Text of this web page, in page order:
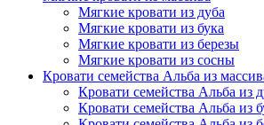
Мягкие кровати из дуба
Мягкие кровати из бука
Мягкие кровати из березы
Мягкие кровати из сосны
Кровати семейства Альба из
Кровати семейства Альба из
Кровати семейства Альба из